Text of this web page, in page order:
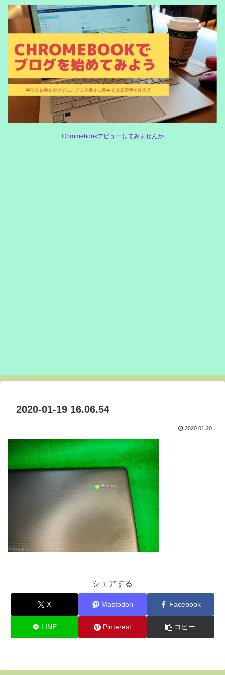
Chromebookデビューしてみませんか
2020-01-19 16.06.54
2020.01.20
シェアする
X Mastodon Facebook
LINE Pinterest コピー